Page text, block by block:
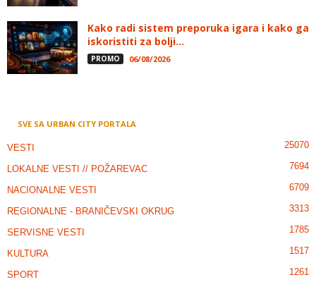
Kako radi sistem preporuka igara i kako ga
iskoristiti za bolji...
PROMO 06/08/2026
SVE SA URBAN CITY PORTALA
VESTI 25070
LOKALNE VESTI // POŽAREVAC 7694
NACIONALNE VESTI 6709
REGIONALNE - BRANIČEVSKI OKRUG 3313
SERVISNE VESTI 1785
KULTURA 1517
SPORT 1261